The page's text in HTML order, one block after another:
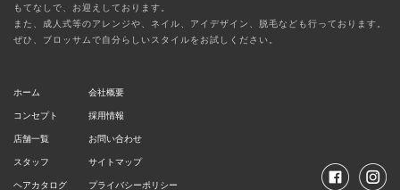
もてなしで、お迎えしております。
また、成人式等のアレンジや、ネイル、アイデザイン、脱毛なども行っております。
ぜひ、ブロッサムで自分らしいスタイルをお試しください。
ホーム
コンセプト
店舗一覧
スタッフ
ヘアカタログ
会社概要
採用情報
お問い合わせ
サイトマップ
プライバシーポリシー